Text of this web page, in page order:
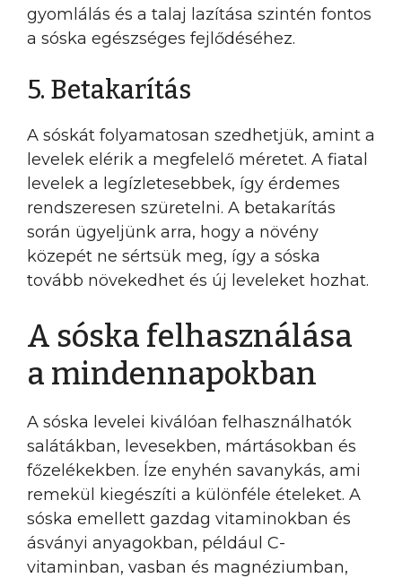
gyomlálás és a talaj lazítása szintén fontos
a sóska egészséges fejlődéséhez.
5. Betakarítás
A sóskát folyamatosan szedhetjük, amint a
levelek elérik a megfelelő méretet. A fiatal
levelek a legízletesebbek, így érdemes
rendszeresen szüretelni. A betakarítás
során ügyeljünk arra, hogy a növény
közepét ne sértsük meg, így a sóska
tovább növekedhet és új leveleket hozhat.
A sóska felhasználása
a mindennapokban
A sóska levelei kiválóan felhasználhatók
salátákban, levesekben, mártásokban és
főzelékekben. Íze enyhén savanykás, ami
remekül kiegészíti a különféle ételeket. A
sóska emellett gazdag vitaminokban és
ásványi anyagokban, például C-
vitaminban, vasban és magnéziumban,